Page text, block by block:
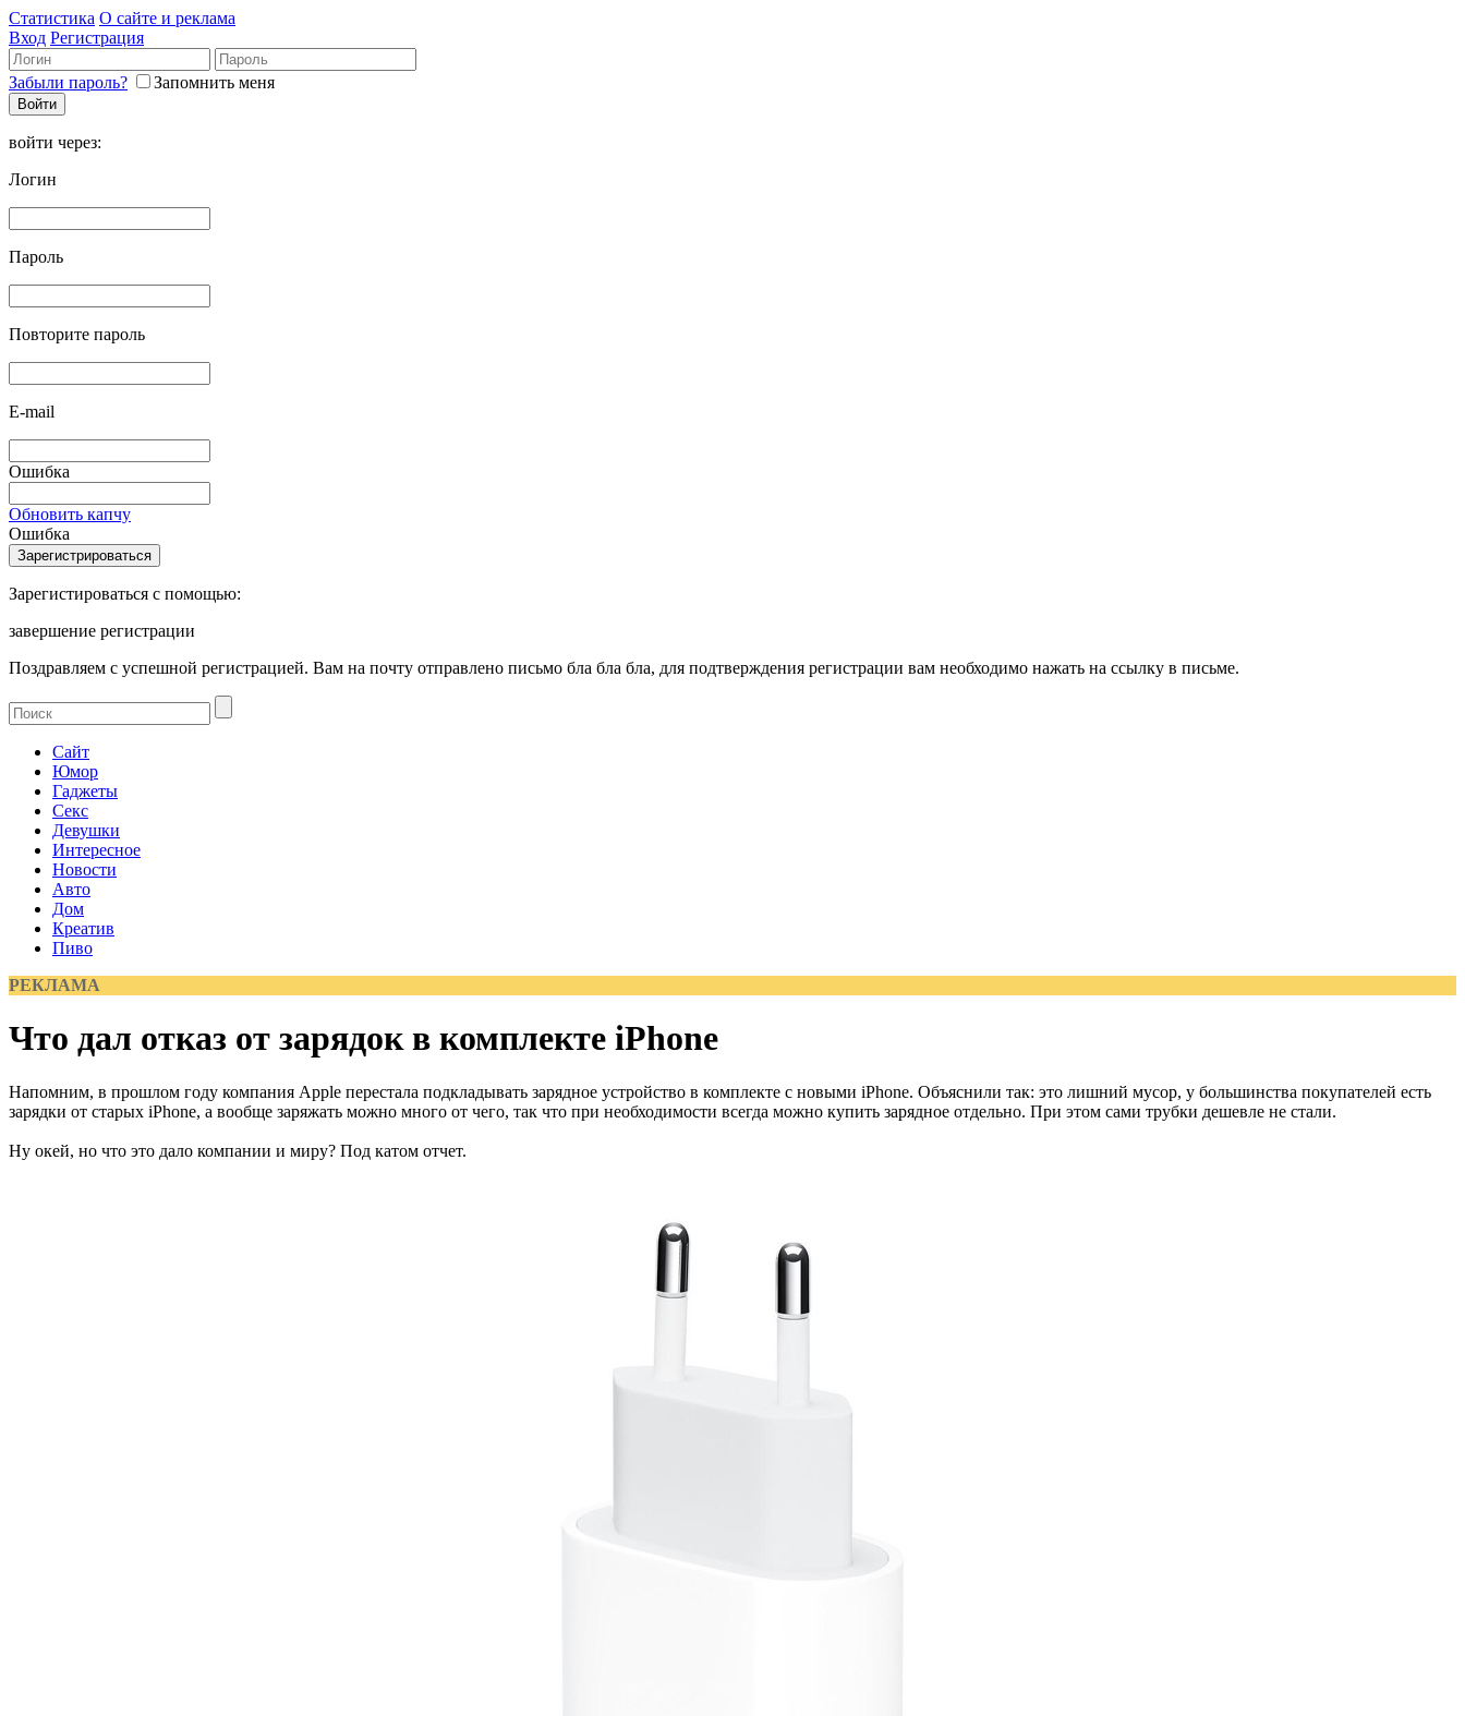
Статистика О сайте и реклама
Вход Регистрация
Забыли пароль? Запомнить меня
войти через:
Логин
Пароль
Повторите пароль
E-mail
Ошибка
Обновить капчу
Ошибка
Зарегистироваться с помощью:
завершение регистрации
Поздравляем с успешной регистрацией. Вам на почту отправлено письмо бла бла бла, для подтверждения регистрации вам необходимо нажать на ссылку в письме.
Сайт
Юмор
Гаджеты
Секс
Девушки
Интересное
Новости
Авто
Дом
Креатив
Пиво
РЕКЛАМА
Что дал отказ от зарядок в комплекте iPhone
Напомним, в прошлом году компания Apple перестала подкладывать зарядное устройство в комплекте с новыми iPhone. Объяснили так: это лишний мусор, у большинства покупателей есть
зарядки от старых iPhone, а вообще заряжать можно много от чего, так что при необходимости всегда можно купить зарядное отдельно. При этом сами трубки дешевле не стали.
Ну окей, но что это дало компании и миру? Под катом отчет.